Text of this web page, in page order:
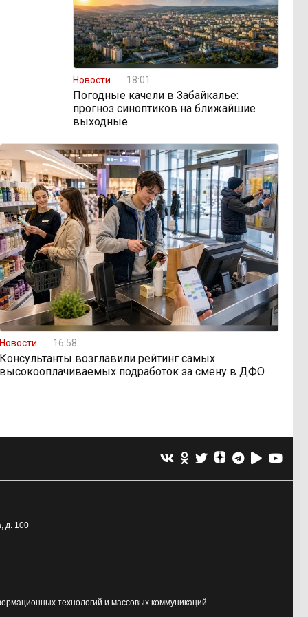
Новости 18:01
Погодные качели в Забайкалье:
прогноз синоптиков на ближайшие
выходные
Новости 16:58
Консультанты возглавили рейтинг самых
высокооплачиваемых подработок за смену в ДФО
д. 100
технологий и массовых коммуникаций.